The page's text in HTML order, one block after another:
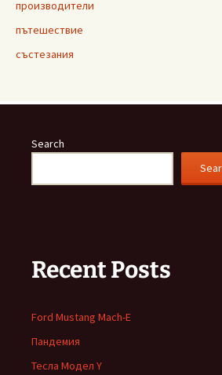
производители
пътешествие
състезания
Search
Recent Posts
Ford Mustang Mach-E
Пандемия
Тесла Модел Y